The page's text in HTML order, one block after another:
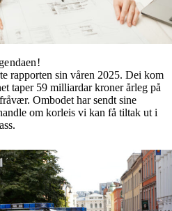
rapporten sin våren 2025. Dei kom
taper 59 milliardar kroner årleg på
Ombodet har sendt sine
om korleis vi kan få tiltak ut i